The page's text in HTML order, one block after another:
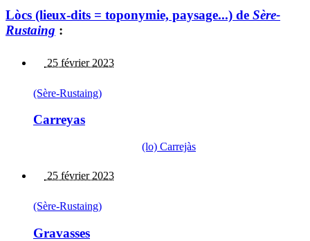
Lòcs (lieux-dits = toponymie, paysage...) de Sère-
Rustaing :
25 février 2023
(Sère-Rustaing)
Carreyas
(lo) Carrejàs
25 février 2023
(Sère-Rustaing)
Gravasses